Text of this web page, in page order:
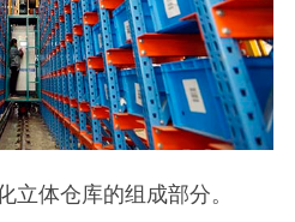
立体仓库的组成部分。